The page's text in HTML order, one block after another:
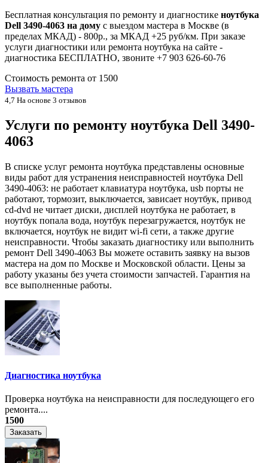
Бесплатная консультация по ремонту и диагностике ноутбука
Dell 3490-4063 на дому с выездом мастера в Москве (в
пределах МКАД) - 800р., за МКАД +25 руб/км. При заказе
услуги диагностики или ремонта ноутбука на сайте -
диагностика БЕСПЛАТНО, звоните +7 903 626-60-76
Стоимость ремонта от 1500
Вызвать мастера
4,7 На основе 3 отзывов
Услуги по ремонту ноутбука Dell 3490-
4063
В списке услуг ремонта ноутбука представлены основные
виды работ для устранения неисправностей ноутбука Dell
3490-4063: не работает клавиатура ноутбука, usb порты не
работают, тормозит, выключается, зависает ноутбук, привод
cd-dvd не читает диски, дисплей ноутбука не работает, в
ноутбук попала вода, ноутбук перезагружается, ноутбук не
включается, ноутбук не видит wi-fi сети, а также другие
неисправности. Чтобы заказать диагностику или выполнить
ремонт Dell 3490-4063 Вы можете оставить заявку на вызов
мастера на дом по Москве и Московской области. Цены за
работу указаны без учета стоимости запчастей. Гарантия на
все выполненные работы.
Диагностика ноутбука
Проверка ноутбука на неисправности для последующего его
ремонта....
1500
Заказать